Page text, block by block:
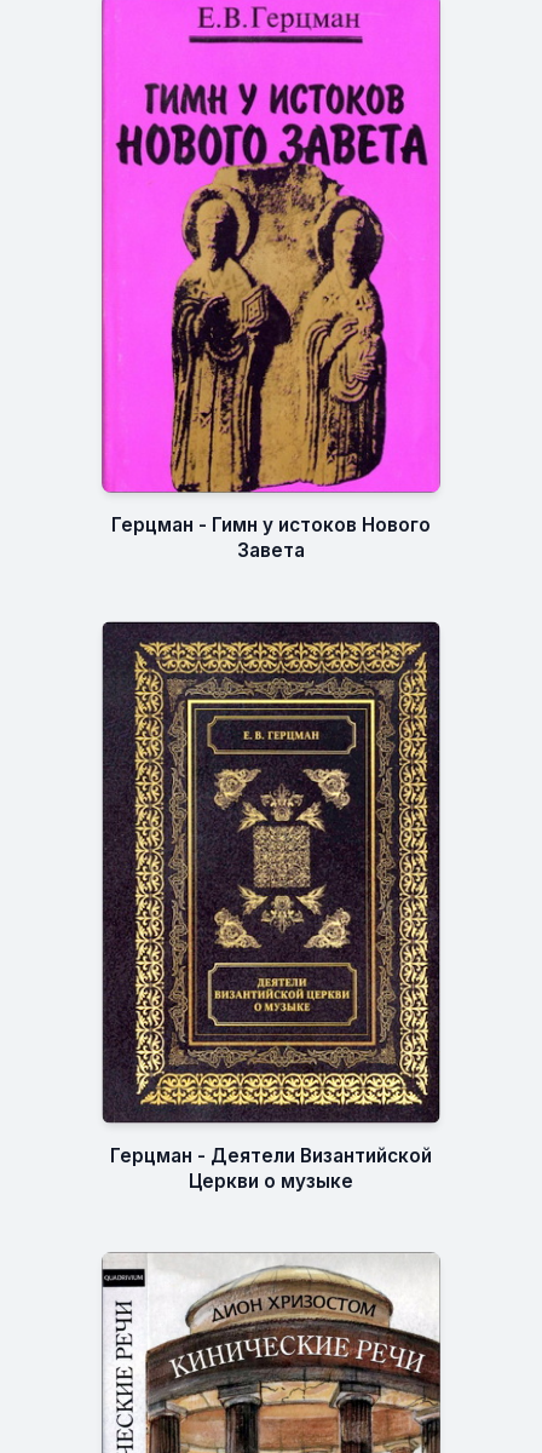
Герцман - Гимн у истоков Нового
Завета
Герцман - Деятели Византийской
Церкви о музыке